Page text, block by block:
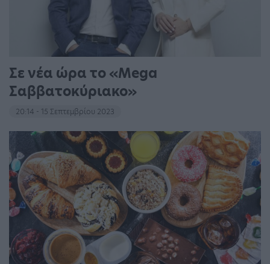
Σε νέα ώρα το «Mega
Σαββατοκύριακο»
20:14 - 15 Σεπτεμβρίου 2023